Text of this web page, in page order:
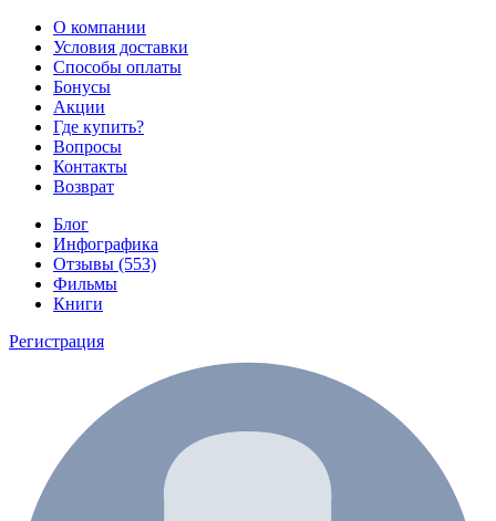
О компании
Условия доставки
Способы оплаты
Бонусы
Акции
Где купить?
Вопросы
Контакты
Возврат
Блог
Инфографика
Отзывы (553)
Фильмы
Книги
Регистрация